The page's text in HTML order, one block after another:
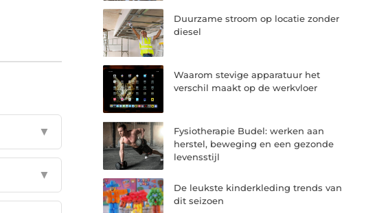
▼
▼
Duurzame stroom op locatie zonder
diesel
Waarom stevige apparatuur het
verschil maakt op de werkvloer
Fysiotherapie Budel: werken aan
herstel, beweging en een gezonde
levensstijl
De leukste kinderkleding trends van
dit seizoen